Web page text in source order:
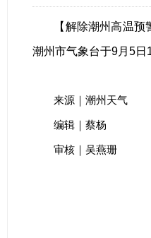
【解除潮州高温
潮州市气象台于9月5日
来源｜潮州天气
编辑｜蔡杨
审核｜吴燕珊